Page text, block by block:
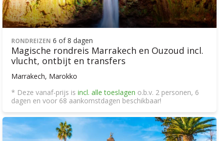
RONDREIZEN 6 of 8 dagen
Magische rondreis Marrakech en Ouzoud incl.
vlucht, ontbijt en transfers
Marrakech, Marokko
* Deze vanaf-prijs is incl. alle toeslagen o.b.v. 2 personen, 6
dagen en voor 68 aankomstdagen beschikbaar!